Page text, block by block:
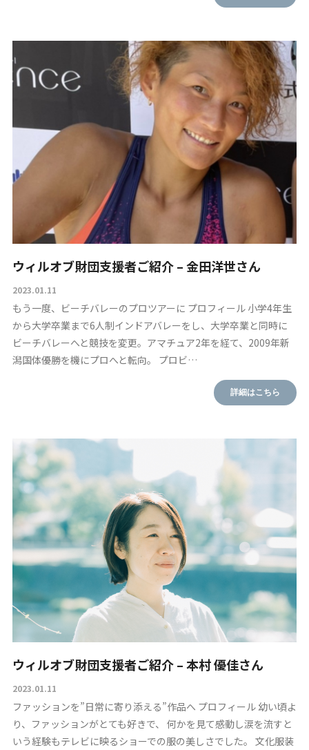
TOP
財団紹介
募集要項
ウィルオブ財団支援者ご紹介 – 金田洋世さん
2023.01.11
もう一度、ビーチバレーのプロツアーに プロフィール 小学4年生
から大学卒業まで6人制インドアバレーをし、大学卒業と同時に
ビーチバレーへと競技を変更。アマチュア2年を経て、2009年新
潟国体優勝を機にプロへと転向。 プロビ…
詳細はこちら
ウィルオブ財団支援者ご紹介 – 本村 優佳さん
2023.01.11
ファッションを”日常に寄り添える”作品へ プロフィール 幼い頃よ
り、ファッションがとても好きで、 何かを見て感動し涙を流すと
いう経験もテレビに映るショーでの服の美しさでした。 文化服装